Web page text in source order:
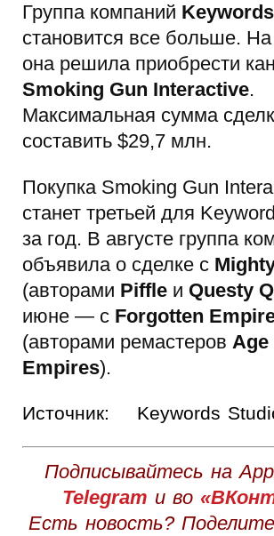
Группа компаний
становится все больше. На
она решила приобрести
Smoking Gun Interactive.
Максимальная сумма
составить $29,7 млн.
Покупка Smoking Gun
станет третьей для
за год. В августе группа
объявила о сделке с
(авторами Piffle и Questy
июне — с Forgotten
(авторами ремастеров Age
Empires).
Источник: Keywords
Подписывайтесь на
Telegram и во
Есть новость?